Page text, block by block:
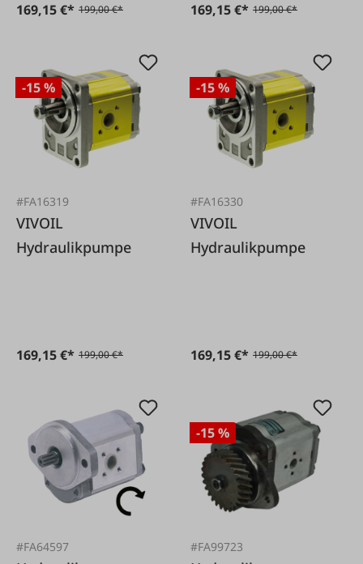
169,15 €* 199,00 €* 169,15 €* 199,00 €*
-15 %
#FA16319
VIVOIL
Hydraulikpumpe
169,15 €* 199,00 €*
-15 %
#FA16330
VIVOIL
Hydraulikpumpe
169,15 €* 199,00 €*
#FA64597
-15 %
#FA99723